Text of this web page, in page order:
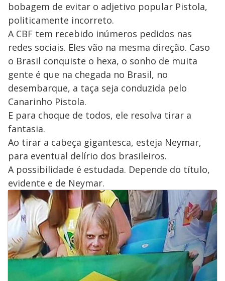
bobagem de evitar o adjetivo popular Pistola,
politicamente incorreto.
A CBF tem recebido inúmeros pedidos nas
redes sociais. Eles vão na mesma direção. Caso
o Brasil conquiste o hexa, o sonho de muita
gente é que na chegada no Brasil, no
desembarque, a taça seja conduzida pelo
Canarinho Pistola.
E para choque de todos, ele resolva tirar a
fantasia.
Ao tirar a cabeça gigantesca, esteja Neymar,
para eventual delírio dos brasileiros.
A possibilidade é estudada. Depende do título,
evidente e de Neymar.